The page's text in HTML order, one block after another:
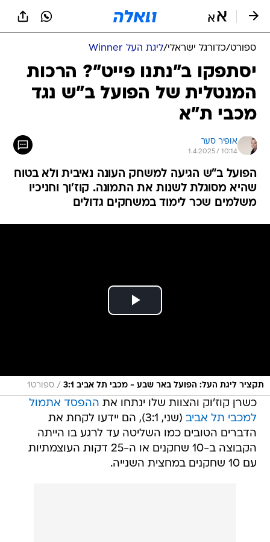
ספורט/כדורגל ישראלי/ליגת העל Winner
יסתפקו ב"נתנו פייט"? הרכות
המנטלית של הפועל ב"ש נגד
מכבי ת"א
אופיר סער
1.4.2025 / 10:14
הפועל ב"ש הגיעה למשחק העונה נאיבית ולא בטוח
שהיא מסוגלת לשנות את התמונה. קוז'וך וחניכיו
משלמים שכר לימוד במשחקים גדולים
תקציר ליגת העל: הפועל באר שבע - מכבי תל אביב 3:1 / ספורט1
כשרן קוז'וק והצוות שלו ינתחו את ההפסד אתמול
למכבי תל אביב
(שני, 3:1), הם יידעו לקחת את
הדברים הטובים כמו השליטה עד לרגע בו הייתה
הקבוצה ב-10 שחקנים או ה-25 דקות העוצמתיות
עם 10 שחקנים במחצית השנייה.